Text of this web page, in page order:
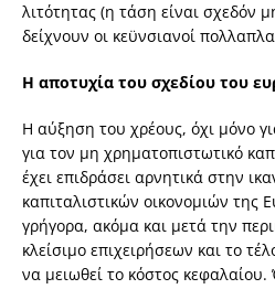
λιτότητας (η τάση είναι σχεδόν
δείχνουν οι κεϋνσιανοί
Η αποτυχία του σχεδίου του
Η αύξηση του χρέους, όχι μόνο
για τον μη χρηματοπιστωτικό
έχει επιδράσει αρνητικά στην
καπιταλιστικών οικονομιών
γρήγορα, ακόμα και μετά την
κλείσιμο επιχειρήσεων και το
να μειωθεί το κόστος